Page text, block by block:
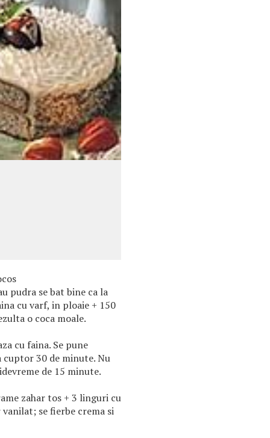
pudra se bat bine ca la
cu varf, in ploaie + 150
o coca moale.
cu faina. Se pune
cuptor 30 de minute. Nu
de 15 minute.
zahar tos + 3 linguri cu
se fierbe crema si